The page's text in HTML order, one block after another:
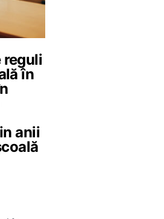
reguli
în
anii